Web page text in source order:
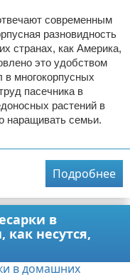
современным
разновидность
странах, как Америка,
это удобством
в многокорпусных
пасечника в
растений в
наращивать семьи.
Подробнее
в
несутся,